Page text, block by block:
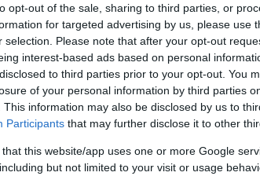
opt-out of the sale, sharing to third parties, or
for targeted advertising by us, please use
selection. Please note that after your opt-out
interest-based ads based on personal
to third parties prior to your opt-out. You
of your personal information by third parties
This information may also be disclosed by us to
Participants that may further disclose it to other
that this website/app uses one or more Google
but not limited to your visit or usage